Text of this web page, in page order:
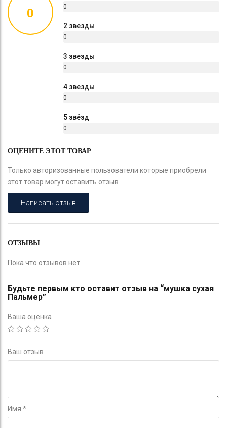
0
0
2 звезды
0
3 звезды
0
4 звезды
0
5 звёзд
0
ОЦЕНИТЕ ЭТОТ ТОВАР
Только авторизованные пользователи которые приобрели
этот товар могут оставить отзыв
Написать отзыв
ОТЗЫВЫ
Пока что отзывов нет
Будьте первым кто оставит отзыв на “мушка сухая
Пальмер”
Ваша оценка
Ваш отзыв
Имя *